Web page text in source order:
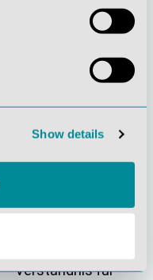
Show details
Soziale
Verantwortung
Verständnis für